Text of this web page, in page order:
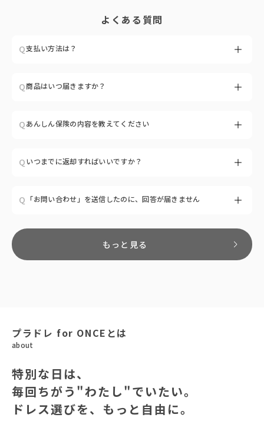
よくある質問
Q支払い方法は？
用いただけます。お支払い回数は１回のみ対応しております。
Q商品はいつ届きますか？
※天候や交通事情により、ご指定の配達希望時間に沿えない場合が
る場合がございます。
Qあんしん保険の内容を教えてください
保険」をご用意しています。「食事中にうっかりシミをつけてしま
「あんしん保険」は、商品のレンタル料（送料を含まない）の10％
Qいつまでに返却すればいいですか？
発送手続きをお願いいたします。
Q 「お問い合わせ」を送信したのに、回答が届きません
A平日10時00分〜18時30分までの間で、カスタマーサポートより返
平日時間外、土日祝のお問い合わせにつきましては、翌営業日に返
信しております。
レスで再度お問い合わせください。
(GmailやYahooなど、PCでも利用可能なメールアドレスを推奨し
もっと見る
プラドレ for ONCEとは
about
特別な日は、
毎回ちがう"わたし"でいたい。
ドレス選びを、もっと自由に。